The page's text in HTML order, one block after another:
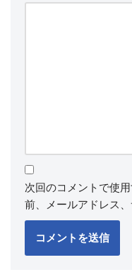
次回のコメントで使
前、メールアドレス、